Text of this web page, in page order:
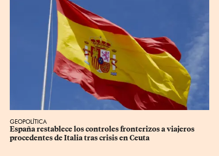
GEOPOLÍTICA
España restablece los controles fronterizos a viajeros
procedentes de Italia tras crisis en Ceuta